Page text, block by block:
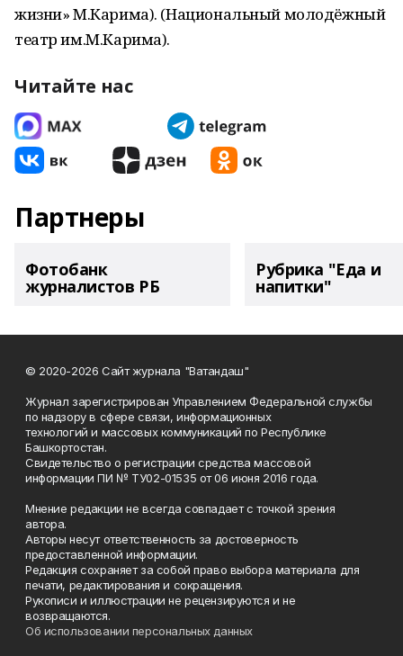
жизни» М.Карима). (Национальный молодёжный
театр им.М.Карима).
Читайте нас
Партнеры
Фотобанк
журналистов РБ
Рубрика "Еда и
напитки"
© 2020-2026 Сайт журнала "Ватандаш"
Журнал зарегистрирован Управлением Федеральной службы
по надзору в сфере связи, информационных
технологий и массовых коммуникаций по Республике
Башкортостан.
Свидетельство о регистрации средства массовой
информации ПИ № ТУ02-01535 от 06 июня 2016 года.
Мнение редакции не всегда совпадает с точкой зрения
автора.
Авторы несут ответственность за достоверность
предоставленной информации.
Редакция сохраняет за собой право выбора материала для
печати, редактирования и сокращения.
Рукописи и иллюстрации не рецензируются и не
возвращаются.
Об использовании персональных данных